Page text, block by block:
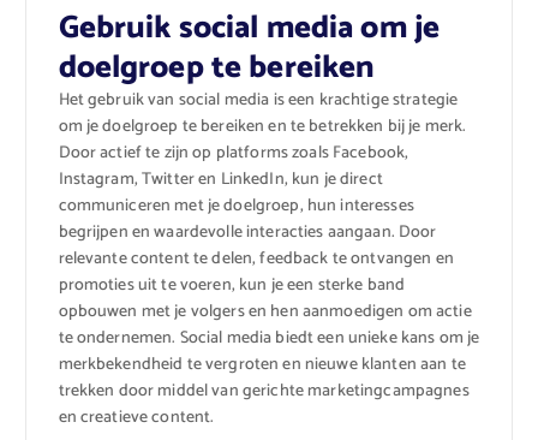
Gebruik social media om je
doelgroep te bereiken
Het gebruik van social media is een krachtige strategie
om je doelgroep te bereiken en te betrekken bij je merk.
Door actief te zijn op platforms zoals Facebook,
Instagram, Twitter en LinkedIn, kun je direct
communiceren met je doelgroep, hun interesses
begrijpen en waardevolle interacties aangaan. Door
relevante content te delen, feedback te ontvangen en
promoties uit te voeren, kun je een sterke band
opbouwen met je volgers en hen aanmoedigen om actie
te ondernemen. Social media biedt een unieke kans om je
merkbekendheid te vergroten en nieuwe klanten aan te
trekken door middel van gerichte marketingcampagnes
en creatieve content.